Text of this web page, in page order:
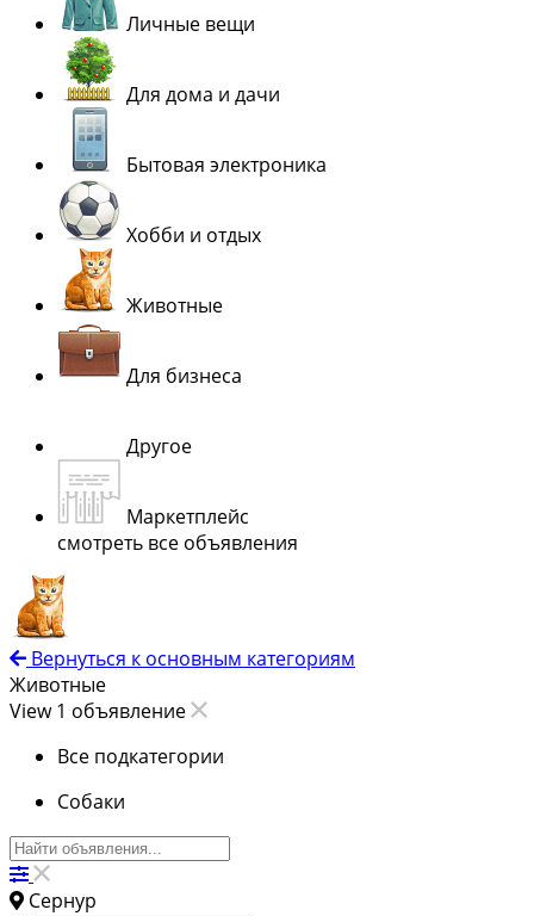
Личные вещи
Для дома и дачи
Бытовая электроника
Хобби и отдых
Животные
Для бизнеса
Другое
Маркетплейс
смотреть все объявления
Вернуться к основным категориям
Животные
View 1 объявление
Все подкатегории
Собаки
Сернур